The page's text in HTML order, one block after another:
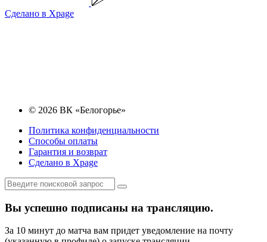
Сделано в Xpage
© 2026 ВК «Белогорье»
Политика конфиденциальности
Способы оплаты
Гарантия и возврат
Сделано в Xpage
Вы успешно подписаны на трансляцию.
За 10 минут до матча вам придет уведомление на почту